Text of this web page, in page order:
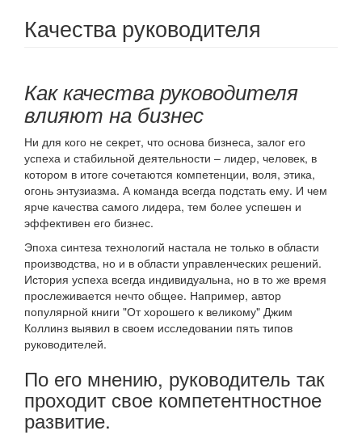
Качества руководителя
Как качества руководителя
влияют на бизнес
Ни для кого не секрет, что основа бизнеса, залог его
успеха и стабильной деятельности – лидер, человек, в
котором в итоге сочетаются компетенции, воля, этика,
огонь энтузиазма. А команда всегда подстать ему. И чем
ярче качества самого лидера, тем более успешен и
эффективен его бизнес.
Эпоха синтеза технологий настала не только в области
производства, но и в области управленческих решений.
История успеха всегда индивидуальна, но в то же время
прослеживается нечто общее. Например, автор
популярной книги "От хорошего к великому" Джим
Коллинз выявил в своем исследовании пять типов
руководителей.
По его мнению, руководитель так
проходит свое компетентностное
развитие.